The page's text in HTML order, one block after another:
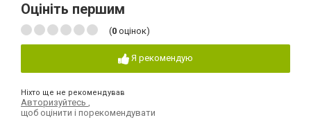
Оцініть першим
(0 оцінок)
Я рекомендую
Ніхто ще не рекомендував
Авторизуйтесь
щоб оцінити і порекомендувати